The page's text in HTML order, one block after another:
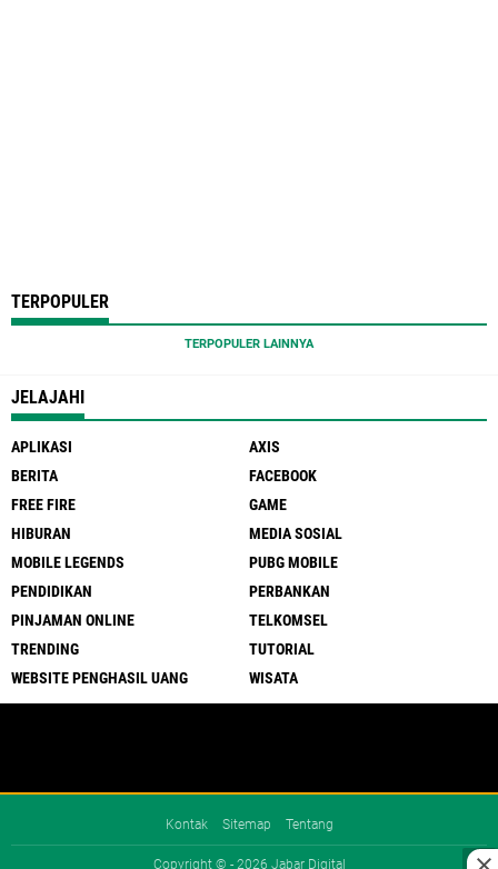
TERPOPULER
TERPOPULER LAINNYA
JELAJAHI
APLIKASI
AXIS
BERITA
FACEBOOK
FREE FIRE
GAME
HIBURAN
MEDIA SOSIAL
MOBILE LEGENDS
PUBG MOBILE
PENDIDIKAN
PERBANKAN
PINJAMAN ONLINE
TELKOMSEL
TRENDING
TUTORIAL
WEBSITE PENGHASIL UANG
WISATA
Kontak Sitemap Tentang
Copyright © - 2026 Jabar Digital